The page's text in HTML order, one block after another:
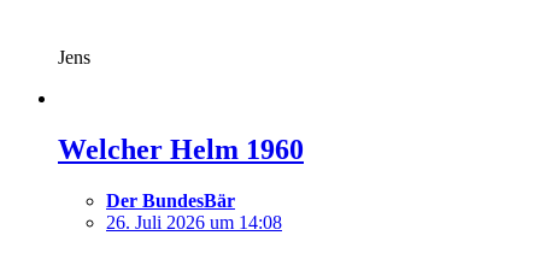
Jens
Welcher Helm 1960
Der BundesBär
26. Juli 2026 um 14:08